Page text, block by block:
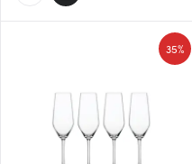
35%